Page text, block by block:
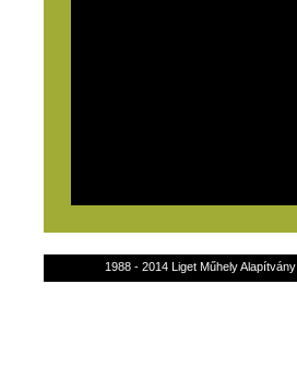
1988 - 2014 Liget Műhely Alapítvány